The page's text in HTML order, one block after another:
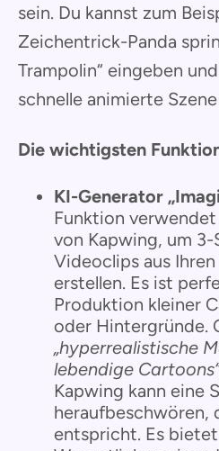
sein. Du kannst zum
Zeichentrick-Panda
Trampolin“ eingeben
schnelle animierte
Die wichtigsten
KI-Generator
Funktion
von Kapwing, um 3-
Videoclips aus
erstellen. Es ist
Produktion kleiner
oder Hintergründe.
„hyperrealistische
lebendige
Kapwing kann eine
heraufbeschwören,
entspricht. Es